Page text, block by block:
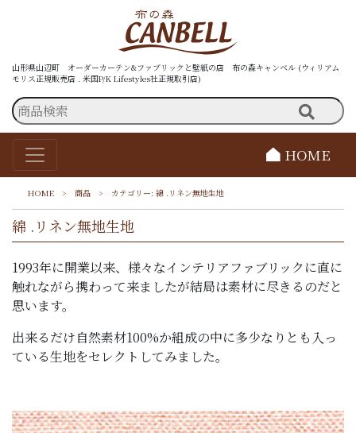
山形県山辺町 オーダーカーテン&ファブリックと壁紙の店 布の森キャンベル (ウィリアム
モリス正規販売店 . 米国P/K Lifestyles社正規取引店)
HOME
HOME > 商品 > カテゴリー: 綿 .リネン無地生地
綿 .リネン無地生地
1993年に開業以来、様々なインテリアファブリックに直に
触れながら携わって来ましたが結局は素材に尽きるのだと
思います。
出来るだけ自然素材100%か組成の中に多少なりとも入っ
ている生地をセレクトしてみました。